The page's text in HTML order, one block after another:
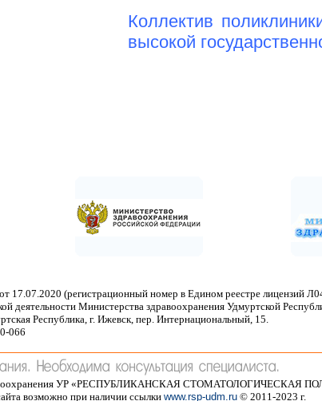
Коллектив
высокой
17.07.2020 (регистрационный номер в Едином реестре лицензий
деятельности Министерства здравоохранения Удмуртской
Республика, г. Ижевск, пер. Интернациональный, 15.
066
УР «РЕСПУБЛИКАНСКАЯ СТОМАТОЛОГИЧЕСКАЯ
возможно при наличии ссылки www.rsp-udm.ru© 2011-2023 г.